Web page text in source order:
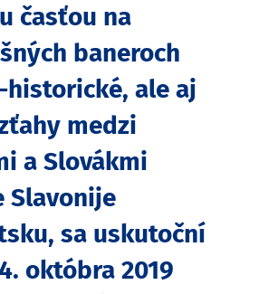
časťou na
baneroch
ale aj
medzi
a Slovákmi
Slavonije
sa uskutoční
októbra 2019